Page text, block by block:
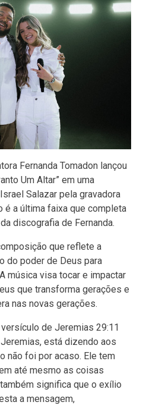
Fernanda Tomadon lançou
Um Altar” em uma
Salazar pela gravadora
é a última faixa que completa
discografia de Fernanda.
que reflete a
do poder de Deus para
música visa tocar e impactar
que transforma gerações e
nas novas gerações.
de Jeremias 29:11
está dizendo aos
não foi por acaso. Ele tem
até mesmo as coisas
significa que o exílio
a mensagem,